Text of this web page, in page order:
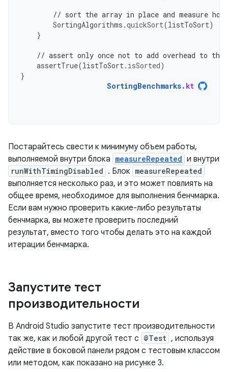
// sort the array in place and measure
SortingAlgorithms .quickSort(listToSort)
}
// assert only once not to add overhead to the
assertTrue(listToSort. isSorted)
}
SortingBenchmarks. kt
Постарайтесь свести к минимуму объем работы,
выполняемой внутри блока measureRepeated и внутри
runWithTimingDisabled . Блок measureRepeated
выполняется несколько раз, и это может повлиять на
общее время, необходимое для выполнения бенчмарка.
Если вам нужно проверить какие-либо результаты
бенчмарка, вы можете проверить последний
результат, вместо того чтобы делать это на каждой
итерации бенчмарка.
Запустите тест
производительности
В Android Studio запустите тест производительности
так же, как и любой другой тест с @Test , используя
действие в боковой панели рядом с тестовым классом
или методом, как показано на рисунке 3.